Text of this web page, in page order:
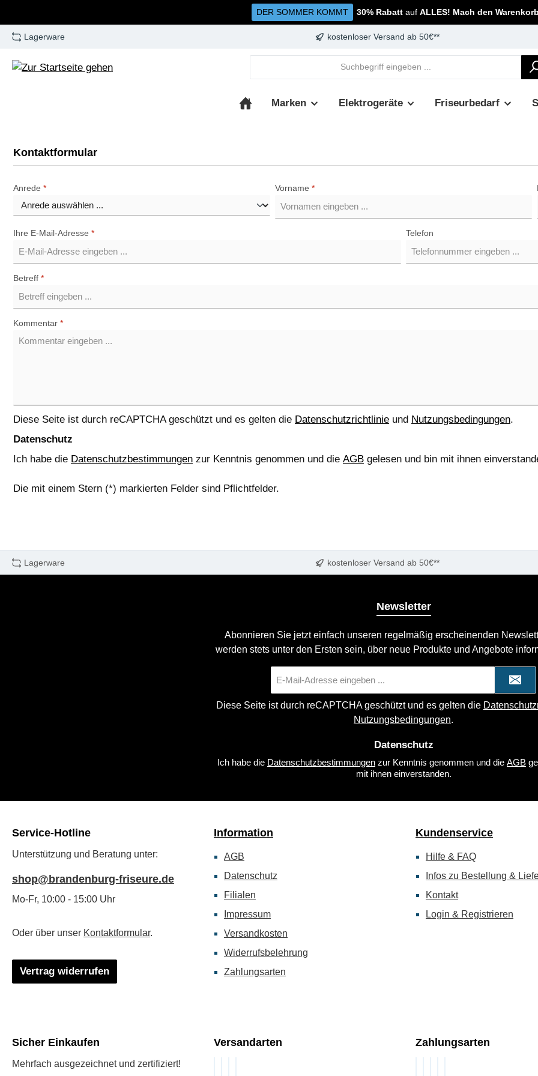
DER SOMMER KOMMT 30% Rabattauf ALLES! Mach den
Lagerware kostenloser Versand ab 50€**
Marken Elektrogeräte Friseurbedarf
Kontaktformular
Anrede * Vorname *
Ihre E-Mail-Adresse * Telefon
Betreff *
Kommentar *
Diese Seite ist durch reCAPTCHA geschützt und es gelten die Datenschutzrichtlinie und Nutzungsbedingungen.
Datenschutz
Ich habe die Datenschutzbestimmungen zur Kenntnis genommen und die AGB gelesen und bin mit ihnen
Die mit einem Stern (*) markierten Felder sind Pflichtfelder.
Lagerware kostenloser Versand ab 50€**
Newsletter
Abonnieren Sie jetzt einfach unseren regelmäßig erscheinenden
werden stets unter den Ersten sein, über neue Produkte und Angebote
Mail-
*
Diese Seite ist durch reCAPTCHA geschützt und es gelten die
Nutzungsbedingungen.
Datenschutz
Ich habe die Datenschutzbestimmungen zur Kenntnis genommen und die AGB
mit ihnen einverstanden.
Service-Hotline
Unterstützung und Beratung unter:
shop@brandenburg-friseure.de
Mo-Fr, 10:00 - 15:00 Uhr
Oder über unser Kontaktformular.
Vertrag widerrufen
Information
AGB
Datenschutz
Filialen
Impressum
Versandkosten
Widerrufsbelehrung
Zahlungsarten
Kundenservice
Hilfe & FAQ
Infos zu Bestellung &
Kontakt
Login & Registrieren
Sicher Einkaufen
Mehrfach ausgezeichnet und zertifiziert!
Versandarten Zahlungsarten